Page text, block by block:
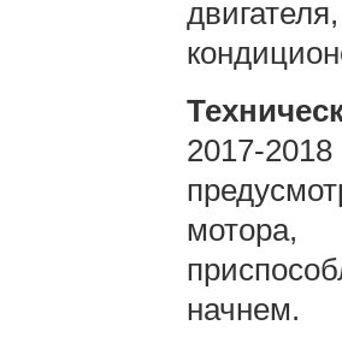
2017-
начнем.